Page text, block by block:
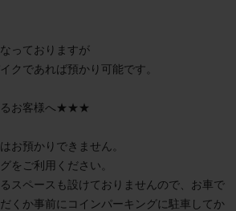
っておりますが
クであれば預かり可能です。
お客様へ★★★
お預かりできません。
をご利用ください。
スペースも設けておりませんので、お車で
くか事前にコインパーキングに駐車してか